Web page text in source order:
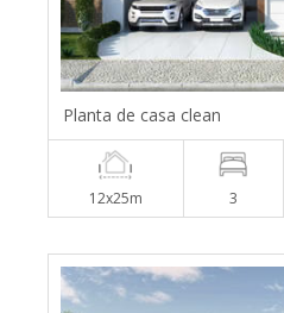
Planta de casa clean
12x25m 3